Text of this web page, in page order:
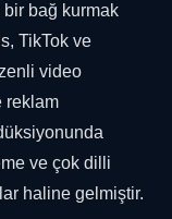
bağ kurmak
TikTok ve
video
reklam
ve çok dilli
haline gelmiştir.